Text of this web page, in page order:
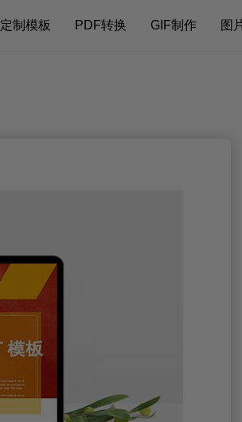
定制模板 PDF转换 GIF制作 图